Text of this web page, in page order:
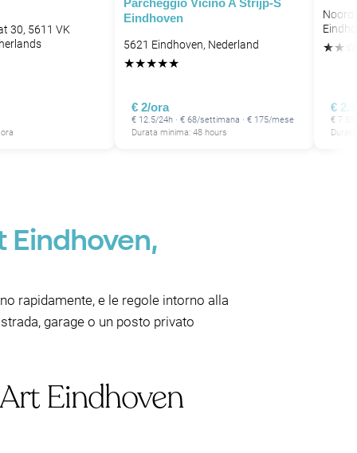
30, 5611 VK
Parcheggio Vicino A Strijp-S
Eindhoven
5621 Eindhoven, Nederland
★★★★★
€ 2/ora
€ 12.5/24h · € 68/settimana · € 175/mese
Durata minima: 48 hours
Noord
★★
€
€
Eindhoven,
rapidamente, e le regole intorno alla
garage o un posto privato
Eindhoven